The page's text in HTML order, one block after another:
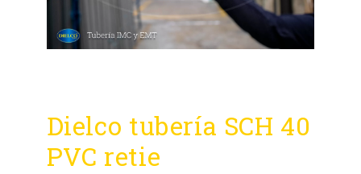
Dielco tubería SCH 40
PVC retie